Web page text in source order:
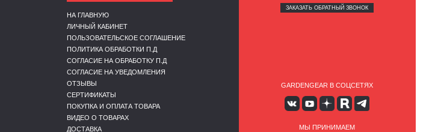
НА ГЛАВНУЮ
ЛИЧНЫЙ КАБИНЕТ
ПОЛЬЗОВАТЕЛЬСКОЕ СОГЛАШЕНИЕ
ПОЛИТИКА ОБРАБОТКИ П.Д
СОГЛАСИЕ НА ОБРАБОТКУ П.Д
СОГЛАСИЕ НА УВЕДОМЛЕНИЯ
ОТЗЫВЫ
СЕРТИФИКАТЫ
ПОКУПКА И ОПЛАТА ТОВАРА
ВИДЕО О ТОВАРАХ
ДОСТАВКА
ЗАКАЗАТЬ ОБРАТНЫЙ ЗВОНОК
GARDENGEAR В СОЦСЕТЯХ
МЫ ПРИНИМАЕМ